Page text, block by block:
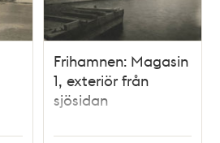
Frihamnen: Magasin
1, exteriör från
sjösidan